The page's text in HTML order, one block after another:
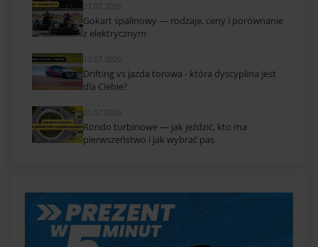
27.07.2026
Gokart spalinowy — rodzaje, ceny i porównanie
z elektrycznym
13.07.2026
Drifting vs jazda torowa - która dyscyplina jest
dla Ciebie?
01.07.2026
Rondo turbinowe — jak jeździć, kto ma
pierwszeństwo i jak wybrać pas